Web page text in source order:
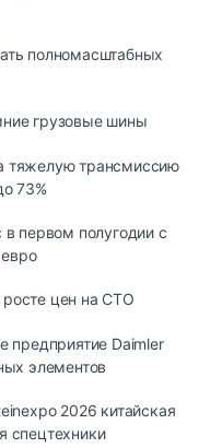
полномасштабных
грузовые шины
тяжелую трансмиссию
73%
первом полугодии с
цен на СТО
предприятие Daimler
элементов
2026 китайская
спецтехники